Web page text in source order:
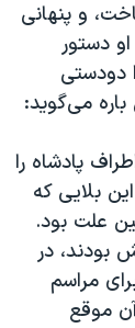
و پنهانی
دستور
دودستی
باره می‌گوید:
پادشاه را
بلایی که
علت بود.
بودند، در
مراسم
موقع